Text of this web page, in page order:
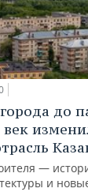
до
—
и